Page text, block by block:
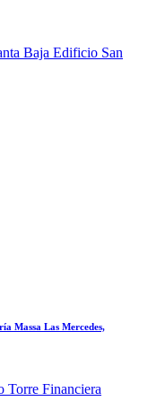
Baja Edificio San
Massa Las Mercedes,
Torre Financiera